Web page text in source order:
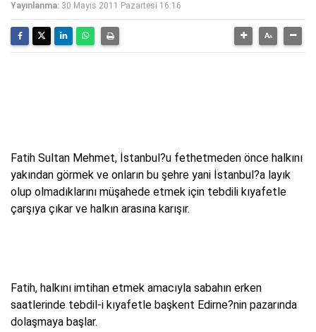
Yayınlanma: 30 Mayıs 2011 Pazartesi 16:16
Fatih Sultan Mehmet, İstanbul?u fethetmeden önce halkını
yakından görmek ve onların bu şehre yani İstanbul?a layık
olup olmadıklarını müşahede etmek için tebdili kıyafetle
çarşıya çıkar ve halkın arasına karışır.
Fatih, halkını imtihan etmek amacıyla sabahın erken
saatlerinde tebdil-i kıyafetle başkent Edirne?nin pazarında
dolaşmaya başlar.